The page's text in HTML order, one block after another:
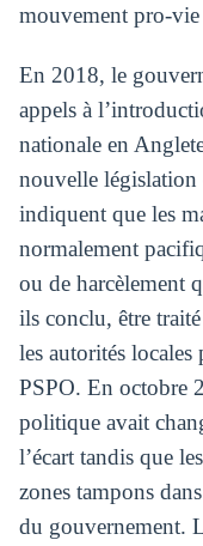
mouvement pro-vie
En 2018, le
appels à
nationale en
nouvelle législation
indiquent que les
normalement
ou de harcèlement
ils conclu, être
les autorités
PSPO. En octobre
politique avait
l’écart tandis que
zones tampons
du gouvernement.